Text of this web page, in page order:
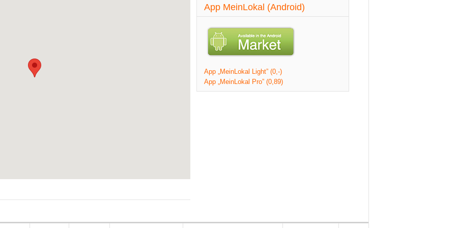
App MeinLokal (Android)
App „MeinLokal Light” (0,-)
App „MeinLokal Pro” (0,89)